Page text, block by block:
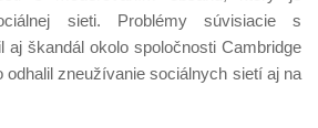
sieti. Problémy súvisiacie s
aj škandál okolo spoločnosti Cambridge
odhalil zneužívanie sociálnych sietí aj na